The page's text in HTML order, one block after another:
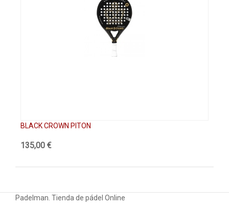
BLACK CROWN PITON
135,00 €
Padelman. Tienda de pádel Online